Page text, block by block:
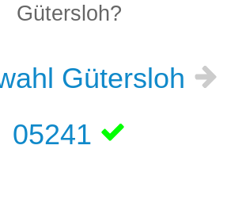
Gütersloh?
Gütersloh
05241